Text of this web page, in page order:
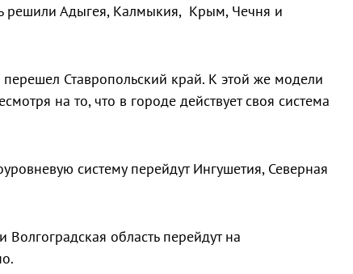
решили Адыгея, Калмыкия, Крым, Чечня и
Ставропольский край. К этой же модели
на то, что в городе действует своя система
систему перейдут Ингушетия, Северная
область перейдут на